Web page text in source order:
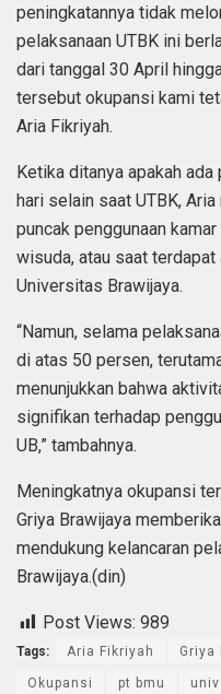
peningkatannya tidak
pelaksanaan UTBK ini
dari tanggal 30 April
tersebut okupansi kami
Aria Fikriyah.
Ketika ditanya apakah
hari selain saat UTBK,
puncak penggunaan
wisuda, atau saat
Universitas Brawijaya.
“Namun, selama
di atas 50 persen,
menunjukkan bahwa
signifikan terhadap
UB,” tambahnya.
Meningkatnya okupansi
Griya Brawijaya
mendukung kelancaran
Brawijaya.(din)
Post Views: 989
Tags: Aria Fikriyah Griya
Okupansi pt bmu